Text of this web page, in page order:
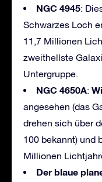
NGC 4945:
Schwarzes Loch
11,7 Millionen
zweithellste
Untergruppe.
NGC 4650A:
angesehen (das
drehen sich über
100 bekannt) und
Millionen
Der blaue